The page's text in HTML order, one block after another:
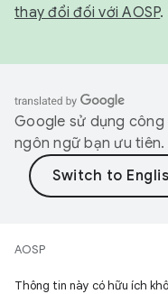
thay đổi đối với AOSP.
Google sử dụng công
ngôn ngữ bạn ưu
AOSP
Thông tin này có hữu ích